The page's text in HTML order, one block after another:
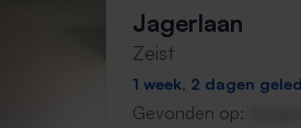
Jagerlaan
Zeist
1 week, 2 dagen
Gevonden op: